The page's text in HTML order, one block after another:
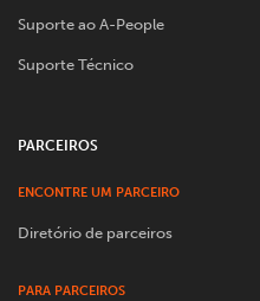
Suporte ao A-People
Suporte Técnico
PARCEIROS
ENCONTRE UM PARCEIRO
Diretório de parceiros
PARA PARCEIROS